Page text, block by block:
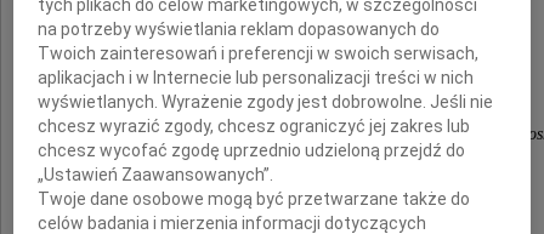
składają
harcerki z byłej 9. Otwockiej Drużyny Harcerek
Pawle, ślady Twoich stóp przetrwają.
tych plikach do celów marketingowych, w szczególności
na potrzeby wyświetlania reklam dopasowanych do
Twoich zainteresowań i preferencji w swoich serwisach,
aplikacjach i w Internecie lub personalizacji treści w nich
wyświetlanych. Wyrażenie zgody jest dobrowolne. Jeśli nie
chcesz wyrazić zgody, chcesz ograniczyć jej zakres lub
chcesz wycofać zgodę uprzednio udzieloną przejdź do
„Ustawień Zaawansowanych”.
Twoje dane osobowe mogą być przetwarzane także do
celów badania i mierzenia informacji dotyczących